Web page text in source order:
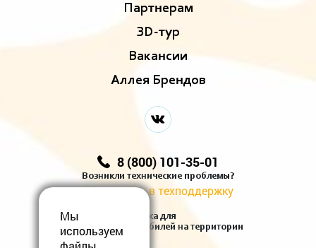
Партнерам
ЗD-тур
Вакансии
Аллея Брендов
8 (800) 101-35-01
Возникли технические проблемы?
Обратитесь в техподдержку
Есть зарядка для
электромобилей на территории
Мы
используем